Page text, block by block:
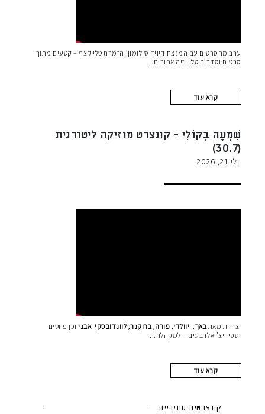
ערב מהסרטים עם המנצח דיויד סולומון והזמרת טלי קצף – קטעים מתוך
סרטים וסדרות טלוויזיה אהובות
קרא עוד
שִׁמְעָה בְקוֹלִי - קונצרט מוזיקה ליטורגית
(30.7)
יולי 21, 2026
יצירות מאתבאך, ויוולדי, פורה,ברוקנר, לוונדובסקי ואבני וכן פיוטים
וספיריצ'ואלז בעיבוד למקהלה
קרא עוד
קונצרטים עתידיים